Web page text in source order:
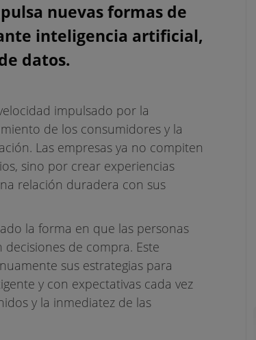
de
entre
nuevas formas de
inteligencia artificial,
datos.
impulsado por la
de los consumidores y la
Las empresas ya no compiten
sino por crear experiencias
relación duradera con sus
la forma en que las personas
de compra. Este
sus estrategias para
y con expectativas cada vez
y la inmediatez de las